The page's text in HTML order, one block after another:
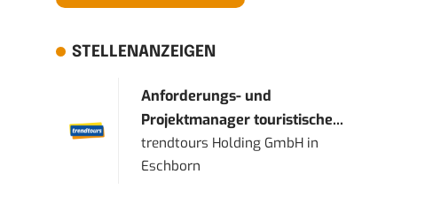
STELLENANZEIGEN
Anforderungs- und
Projektmanager touristische...
trendtours Holding GmbH in
Eschborn